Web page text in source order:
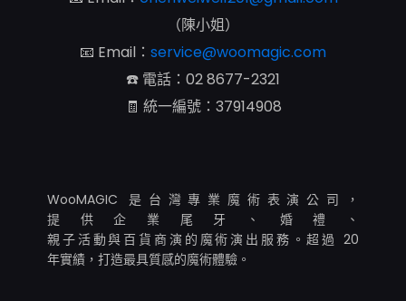
（陳小姐）
📧 Email： service@woomagic.com
☎️ 電話： 02 8677-2321
🧾 統一編號：37914908
WooMAGIC 是台灣專業魔術表演公司，
提供企業尾牙、婚禮、
親子活動與百貨商演的魔術演出服務。超過 20
年實績，打造最具質感的魔術體驗。